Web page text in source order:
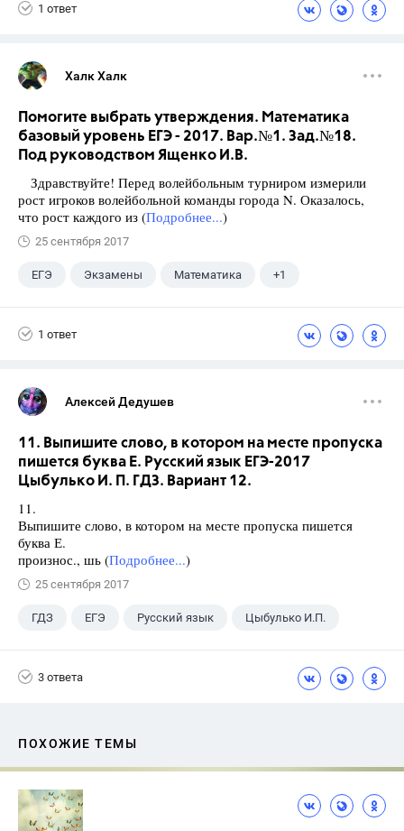
1 ответ
Халк Халк
Помогите выбрать утверждения. Математика
базовый уровень ЕГЭ - 2017. Вар.№1. Зад.№18.
Под руководством Ященко И.В.
Здравствуйте! Перед волейбольным турниром измерили
рост игроков волейбольной команды города N. Оказалось,
что рост каждого из (Подробнее...)
25 сентября 2017
ЕГЭ Экзамены Математика +1
1 ответ
Алексей Дедушев
11. Выпишите слово, в котором на месте пропуска
пишется буква Е. Русский язык ЕГЭ-2017
Цыбулько И. П. ГДЗ. Вариант 12.
11.
Выпишите слово, в котором на месте пропуска пишется
буква Е.
произнос., шь (Подробнее...)
25 сентября 2017
ГДЗ ЕГЭ Русский язык Цыбулько И.П.
3 ответа
ПОХОЖИЕ ТЕМЫ